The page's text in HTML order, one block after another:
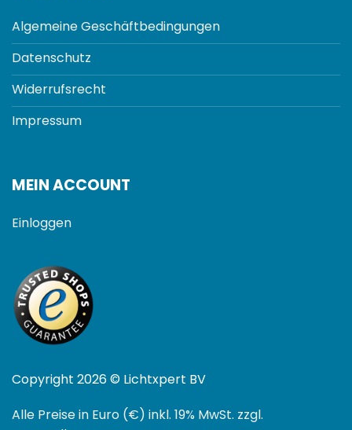
Algemeine Geschäftbedingungen
Datenschutz
Widerrufsrecht
Impressum
MEIN ACCOUNT
Einloggen
Copyright 2026 © Lichtxpert BV
Alle Preise in Euro (€) inkl. 19% MwSt. zzgl.